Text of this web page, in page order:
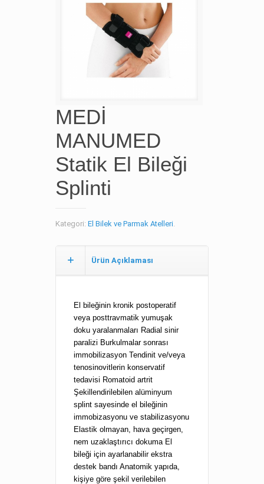
MEDİ
MANUMED
Statik El Bileği
Splinti
Kategori: El Bilek ve Parmak Atelleri.
Ürün Açıklaması
El bileğinin kronik postoperatif
veya posttravmatik yumuşak
doku yaralanmaları Radial sinir
paralizi Burkulmalar sonrası
immobilizasyon Tendinit ve/veya
tenosinovitlerin konservatif
tedavisi Romatoid artrit
Şekillendirilebilen alüminyum
splint sayesinde el bileğinin
immobizasyonu ve stabilizasyonu
Elastik olmayan, hava geçirgen,
nem uzaklaştırıcı dokuma El
bileği için ayarlanabilir ekstra
destek bandı Anatomik yapıda,
kişiye göre şekil verilebilen